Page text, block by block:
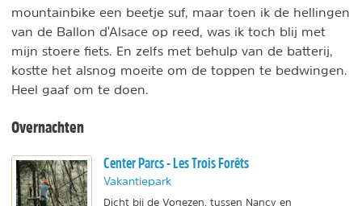
mountainbike een beetje suf, maar toen ik de hellingen
van de Ballon d'Alsace op reed, was ik toch blij met
mijn stoere fiets. En zelfs met behulp van de batterij,
kostte het alsnog moeite om de toppen te bedwingen.
Heel gaaf om te doen.
Overnachten
Center Parcs - Les Trois Forêts
Vakantiepark
Dicht bij de Vogezen, tussen Nancy en